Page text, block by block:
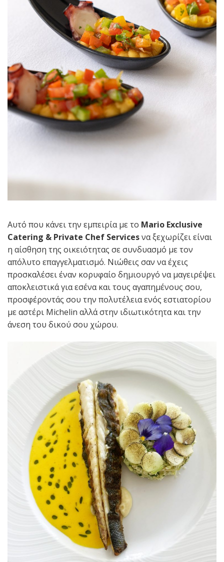
Αυτό που κάνει την εμπειρία με το Mario Exclusive
Catering & Private Chef Servicesνα ξεχωρίζει είναι
η αίσθηση της οικειότητας σε συνδυασμό με τον
απόλυτο επαγγελματισμό. Νιώθεις σαν να έχεις
προσκαλέσει έναν κορυφαίο δημιουργό να μαγειρέψει
αποκλειστικά για εσένα και τους αγαπημένους σου,
προσφέροντάς σου την πολυτέλεια ενός εστιατορίου
με αστέρι Michelin αλλά στην ιδιωτικότητα και την
άνεση του δικού σου χώρου.